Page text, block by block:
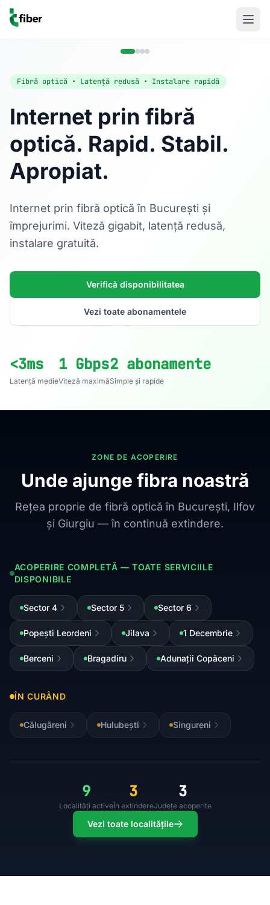
Fibră optică • Latență redusă • Instalare rapidă
Internet prin fibră
optică. Rapid. Stabil.
Apropiat.
Internet prin fibră optică în București și
împrejurimi. Viteză gigabit, latență redusă,
instalare gratuită.
Verifică disponibilitatea
Vezi toate abonamentele
<3ms
Latență medie
1 Gbps
Viteză maximă
2 abonamente
Simple și rapide
Acasă
Internet Rezidențial
Fibră optică până la 1 Gbps, direct în casa ta.
ZONE DE ACOPERIRE
Unde ajunge fibra noastră
Rețea proprie de fibră optică în București, Ilfov
și Giurgiu — în continuă extindere.
ACOPERIRE COMPLETĂ — TOATE SERVICIILE
DISPONIBILE
Sector 4 Sector 5 Sector 6
Popești Leordeni Jilava 1 Decembrie
Berceni Bragadiru Adunații Copăceni
ÎN CURÂND
Călugăreni Hulubești Singureni
9
Localități active
3
În extindere
3
Județe acoperite
Vezi toate localitățile